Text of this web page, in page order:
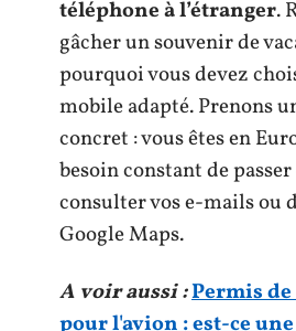
téléphone à l’étranger.
gâcher un souvenir de
pourquoi vous devez
mobile adapté. Prenons
concret : vous êtes en
besoin constant de
consulter vos e-mails ou
Google Maps.
A voir aussi :Permis
pour l'avion : est-ce